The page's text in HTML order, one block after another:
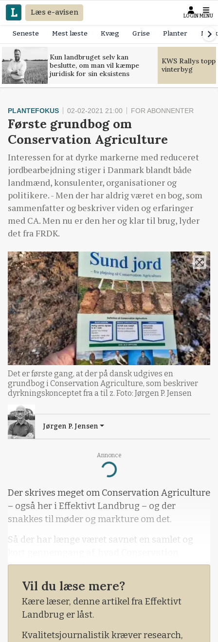
Læs e-avisen LOGIN MENU
Seneste Mest læste Kvæg Grise Planter
Kun landbruget selv kan
beslutte, om man vil kæmpe
juridisk for sin eksistens
KWS Rallys
vinterbyg
Annonce
Loading...
PLANTEFOKUS 02-02-2021 21:00 FOR ABONNENTER
Første grundbog om
Conservation Agriculture
Interessen for at dyrke markerne med reduceret
jordbearbejdning stiger i Danmark blandt både
landmænd, konsulenter, organisationer og
politikere. - Men der har aldrig været en bog, som
sammenfatter og beskriver viden og erfaringer
med CA. Men nu er den her og klar til brug, lyder
det fra FRDK.
Det er første gang, at der på dansk udgives en
grundbog i Conservation Agriculture, som beskriver
dyrkningskonceptet fra a til z. Foto: Jørgen P. Jensen
Jørgen P. Jensen
Der skrives meget om Conservation Agriculture
– også her i Effektivt Landbrug – og der
snakkes til møder og markture om det.
Så der har længe været savnet en samlet og
Agriculture er og hvordan det praktiseres fra a
til z.Vil du læse mere?
Kære læser, denne artikel fra Effektivt
Landbrug er låst.
Kvalitetsjournalistik kræver research,